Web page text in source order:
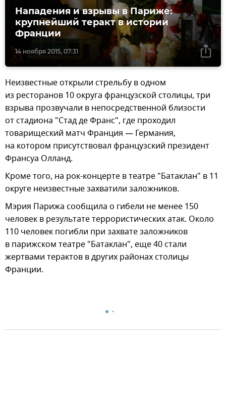
14 ноября 2015, 07:31
Нападения и взрывы в Париже:
крупнейший теракт в истории
Франции
Неизвестные открыли стрельбу в одном
из ресторанов 10 округа французской столицы, три
взрыва прозвучали в непосредственной близости
от стадиона "Стад де Франс", где проходил
товарищеский матч Франция — Германия,
на котором присутствовал французский президент
Франсуа Олланд.
Кроме того, на рок-концерте в театре "Батаклан" в 11
округе неизвестные захватили заложников.
Мэрия Парижа сообщила о гибели не менее 150
человек в результате террористических атак. Около
110 человек погибли при захвате заложников
в парижском театре "Батаклан", еще 40 стали
жертвами терактов в других районах столицы
Франции.